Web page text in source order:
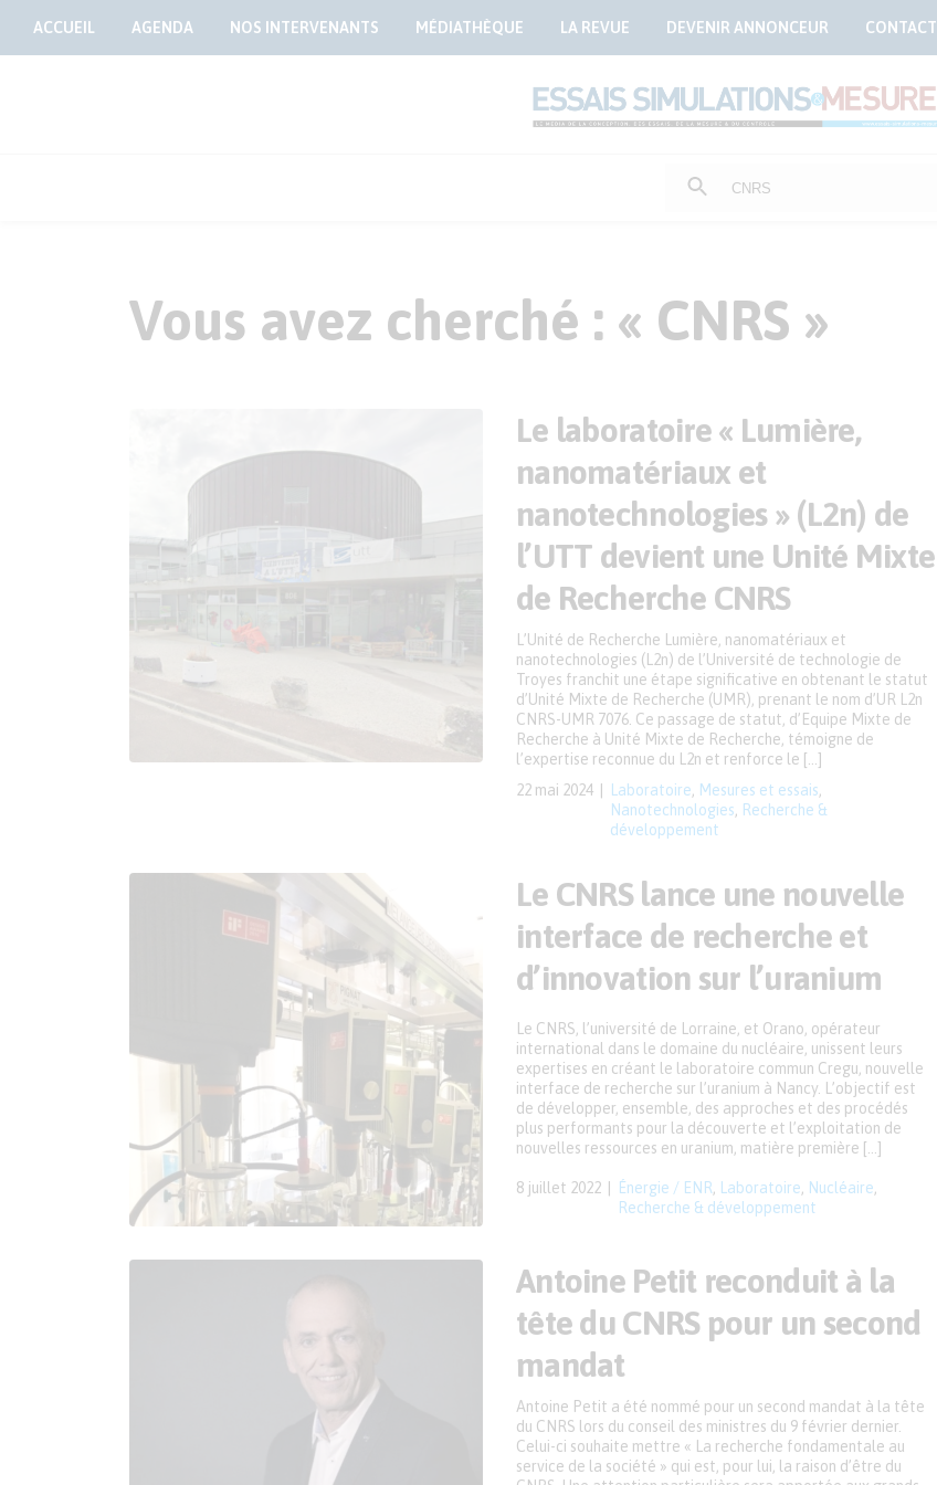
ACCUEIL AGENDA NOS INTERVENANTS MÉDIATHÈQUE LA REVUE DEVENIR ANNONCEUR CONTACT
Vous avez cherché : « CNRS »
Le laboratoire « Lumière,
nanomatériaux et
nanotechnologies » (L2n) de
l’UTT devient une Unité Mixte
de Recherche CNRS
22 mai 2024 Laboratoire Mesures et essais
Nanotechnologies
Recherche &
développement
L’Unité de Recherche Lumière, nanomatériaux et
nanotechnologies (L2n) de l’Université de technologie de
Troyes franchit une étape significative en obtenant le statut
d’Unité Mixte de Recherche (UMR), prenant le nom d’UR L2n
CNRS-UMR 7076. Ce passage de statut, d’Equipe Mixte de
Recherche à Unité Mixte de Recherche, témoigne de
l’expertise reconnue du L2n et renforce le […]
Le CNRS lance une nouvelle
interface de recherche et
d’innovation sur l’uranium
8 juillet 2022 Énergie / ENR Laboratoire Nucléaire
Recherche & développement
Le CNRS, l’université de Lorraine, et Orano, opérateur
international dans le domaine du nucléaire, unissent leurs
expertises en créant le laboratoire commun Cregu, nouvelle
interface de recherche sur l’uranium à Nancy. L’objectif est
de développer, ensemble, des approches et des procédés
plus performants pour la découverte et l’exploitation de
nouvelles ressources en uranium, matière première […]
Antoine Petit reconduit à la
tête du CNRS pour un second
mandat
Antoine Petit a été nommé pour un second mandat à la tête
du CNRS lors du conseil des ministres du 9 février dernier.
Celui-ci souhaite mettre « La recherche fondamentale au
service de la société » qui est, pour lui, la raison d’être du